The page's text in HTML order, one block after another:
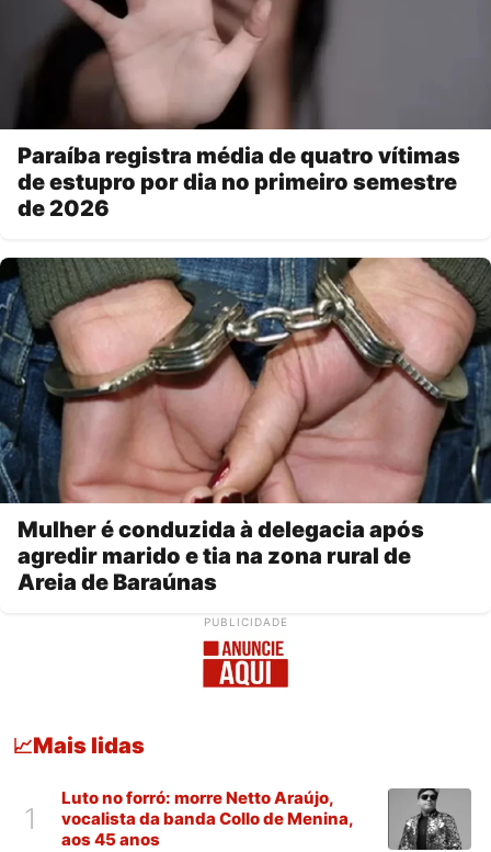
Paraíba registra média de quatro vítimas
de estupro por dia no primeiro semestre
de 2026
Mulher é conduzida à delegacia após
agredir marido e tia na zona rural de
Areia de Baraúnas
PUBLICIDADE
📈Mais lidas
1
Luto no forró: morre Netto Araújo,
vocalista da banda Collo de Menina,
aos 45 anos